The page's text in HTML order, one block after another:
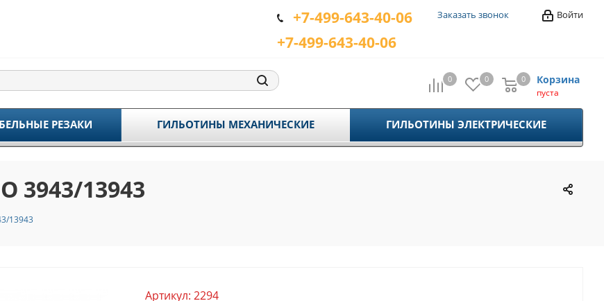
Войти
+7-499-643-40-06
+7-499-643-40-06
Заказать звонок
0 0 Корзина
0
пуста
0
РЕЗАКИ ГИЛЬОТИНЫ МЕХАНИЧЕСКИЕ ГИЛЬОТИНЫ ЭЛЕКТРИЧЕСКИЕ
3943/13943
13943
Артикул: 2294